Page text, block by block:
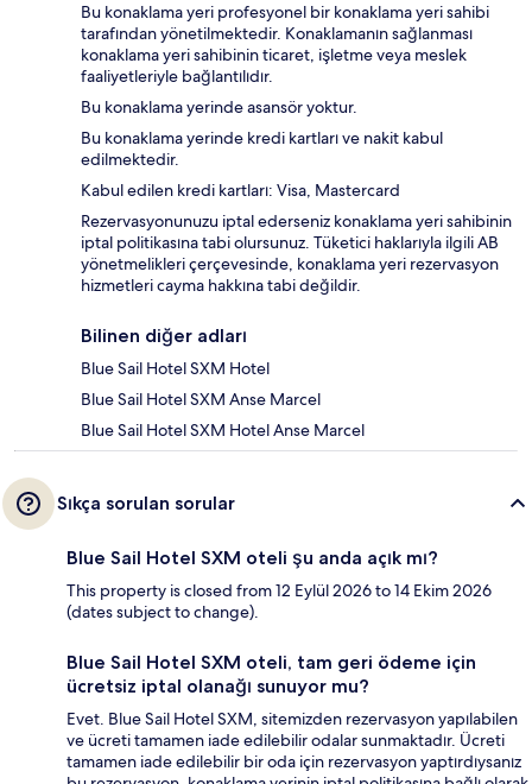
Bu konaklama yeri profesyonel bir konaklama yeri sahibi
tarafından yönetilmektedir. Konaklamanın sağlanması
konaklama yeri sahibinin ticaret, işletme veya meslek
faaliyetleriyle bağlantılıdır.
Bu konaklama yerinde asansör yoktur.
Bu konaklama yerinde kredi kartları ve nakit kabul
edilmektedir.
Kabul edilen kredi kartları: Visa, Mastercard
Rezervasyonunuzu iptal ederseniz konaklama yeri sahibinin
iptal politikasına tabi olursunuz. Tüketici haklarıyla ilgili AB
yönetmelikleri çerçevesinde, konaklama yeri rezervasyon
hizmetleri cayma hakkına tabi değildir.
Bilinen diğer adları
Blue Sail Hotel SXM Hotel
Blue Sail Hotel SXM Anse Marcel
Blue Sail Hotel SXM Hotel Anse Marcel
Sıkça sorulan sorular
Blue Sail Hotel SXM oteli şu anda açık mı?
This property is closed from 12 Eylül 2026 to 14 Ekim 2026
(dates subject to change).
Blue Sail Hotel SXM oteli, tam geri ödeme için
ücretsiz iptal olanağı sunuyor mu?
Evet. Blue Sail Hotel SXM, sitemizden rezervasyon yapılabilen
ve ücreti tamamen iade edilebilir odalar sunmaktadır. Ücreti
tamamen iade edilebilir bir oda için rezervasyon yaptırdıysanız